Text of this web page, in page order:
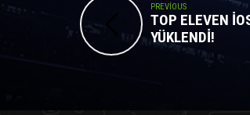
PREVIOUS
TOP ELEVEN
YÜKLENDI!